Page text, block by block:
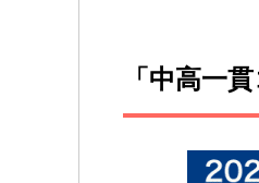
「中高一